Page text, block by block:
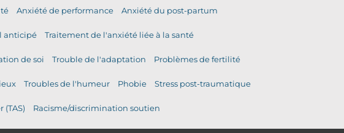
Anxiété de performance Anxiété du post-partum
anticipé Traitement de l'anxiété liée à la santé
de soi Trouble de l'adaptation Problèmes de fertilité
Troubles de l'humeur Phobie Stress post-traumatique
(TAS) Racisme/discrimination soutien